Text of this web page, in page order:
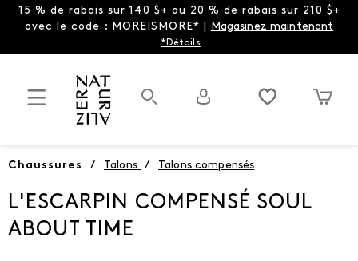
15 % de rabais sur 140 $+ ou 20 % de rabais sur 210 $+
avec le code : MOREISMORE* | Magasinez maintenant
*Détails
Chaussures / Talons / Talons compensés
L'ESCARPIN COMPENSÉ SOUL
ABOUT TIME